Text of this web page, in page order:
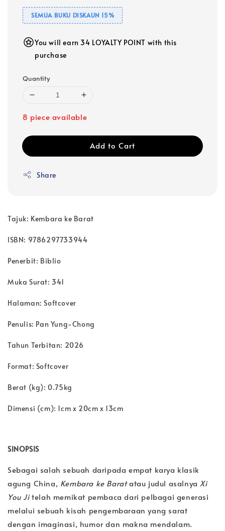
SEMUA BUKU DISKAUN 15%
You will earn 34 LOYALTY POINT with this
purchase
Quantity
8 piece available
Add to Cart
Share
Tajuk: Kembara ke Barat
ISBN: 9786297733944
Penerbit: Biblio
Muka Surat: 341
Halaman: Softcover
Penulis: Pan Yung-Chong
Tahun Terbitan: 2026
Format: Softcover
Berat (kg): 0.75kg
Dimensi (cm): 1cm x 20cm x 13cm
SINOPSIS
Sebagai salah sebuah daripada empat karya klasik
agung China, Kembara ke Baratatau judul asalnya Xi
You Jitelah memikat pembaca dari pelbagai generasi
melalui sebuah kisah pengembaraan yang sarat
dengan imaginasi, humor dan makna mendalam.